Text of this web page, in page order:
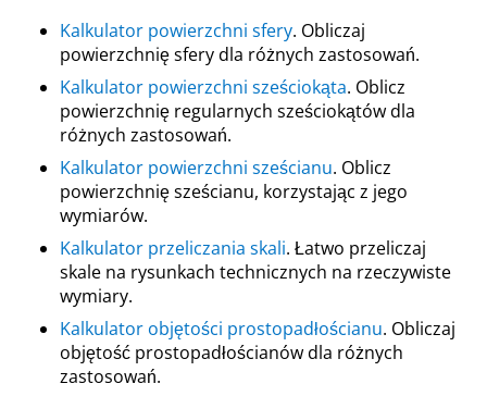
Kalkulator powierzchni sfery. Obliczaj
powierzchnię sfery dla różnych zastosowań.
Kalkulator powierzchni sześciokąta. Oblicz
powierzchnię regularnych sześciokątów dla
różnych zastosowań.
Kalkulator powierzchni sześcianu. Oblicz
powierzchnię sześcianu, korzystając z jego
wymiarów.
Kalkulator przeliczania skali. Łatwo przeliczaj
skale na rysunkach technicznych na rzeczywiste
wymiary.
Kalkulator objętości prostopadłościanu. Obliczaj
objętość prostopadłościanów dla różnych
zastosowań.